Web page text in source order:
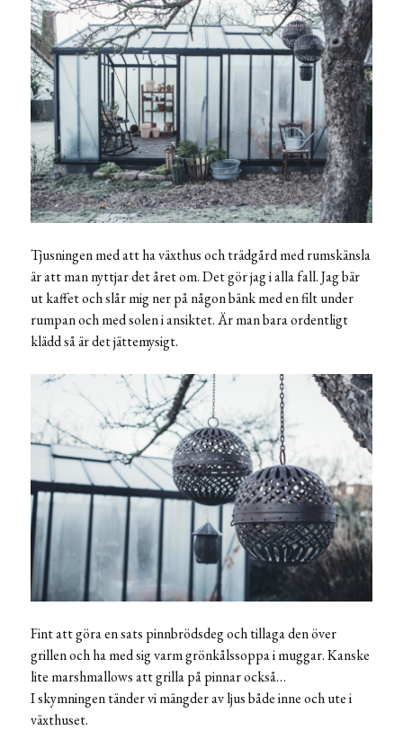
Tjusningen med att ha växthus och trädgård med rumskänsla
är att man nyttjar det året om. Det gör jag i alla fall. Jag bär
ut kaffet och slår mig ner på någon bänk med en filt under
rumpan och med solen i ansiktet. Är man bara ordentligt
klädd så är det jättemysigt.
Fint att göra en sats pinnbrödsdeg och tillaga den över
grillen och ha med sig varm grönkålssoppa i muggar. Kanske
lite marshmallows att grilla på pinnar också…
I skymningen tänder vi mängder av ljus både inne och ute i
växthuset.